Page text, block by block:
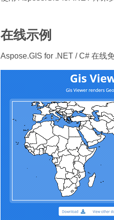
在线示例
Aspose.GIS for .NET / C# 在线